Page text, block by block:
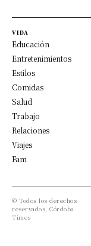
VIDA
Educación
Entretenimientos
Estilos
Comidas
Salud
Trabajo
Relaciones
Viajes
Fam
© Todos los derechos
reservados, Córdoba
Times